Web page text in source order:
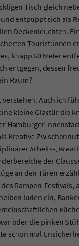
Tisch gleich
entpuppt sich als
Deckenleuchten.
Tourist:innen
knapp 50 Meter
entgegen, dessen
Raum?
Auch ich
kleine Glastür die
Hamburger
Kreative
Arbeits-,
der
an den Türen
Rampen-
luden ein,
oder die pinken
schon mal